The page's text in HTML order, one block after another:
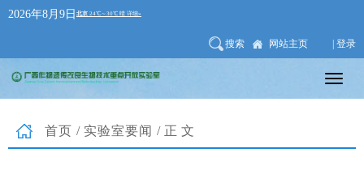
2026年8月9日
搜索 网站主页 | 登录
首页 / 实验室要闻 /正文